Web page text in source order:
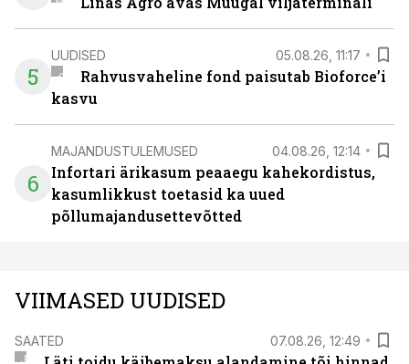
5
UUDISED 05.08.26, 11:17
Rahvusvaheline fond paisutab Bioforce’i
kasvu
6
MAJANDUSTULEMUSED 04.08.26, 12:14
Infortari ärikasum peaaegu kahekordistus,
kasumlikkust toetasid ka uued
põllumajandusettevõtted
VIIMASED UUDISED
SAATED 07.08.26, 12:49